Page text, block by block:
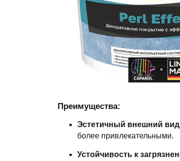
Преимущества:
Эстетичный внешний
более привлекательными.
Устойчивость к